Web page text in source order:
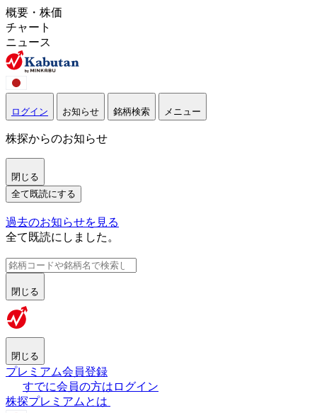
概要・株価
チャート
ニュース
ログイン お知らせ 銘柄検索 メニュー
株探からのお知らせ
閉じる
全て既読にする
過去のお知らせを見る
全て既読にしました。
閉じる
閉じる
プレミアム会員登録
すでに会員の方はログイン
株探プレミアムとは